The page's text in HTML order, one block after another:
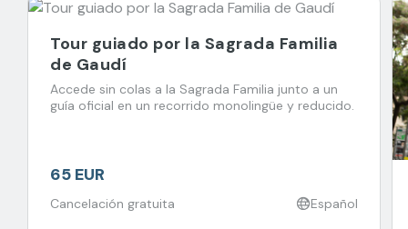
Tour guiado por la Sagrada Familia
de Gaudí
Accede sin colas a la Sagrada Familia junto a un
guía oficial en un recorrido monolingüe y reducido.
65 EUR
Cancelación gratuita Español